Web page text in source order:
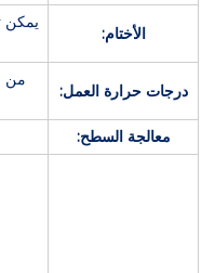
الأختام:
درجات حرارة العمل:
معالجة السطح: